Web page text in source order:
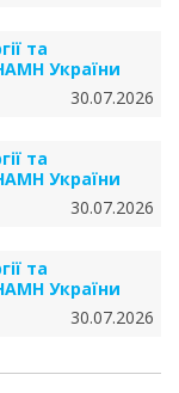
та
України
30.07.2026
та
України
30.07.2026
та
України
30.07.2026